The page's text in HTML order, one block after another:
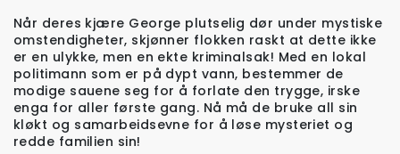
Når deres kjære George plutselig dør under mystiske
omstendigheter, skjønner flokken raskt at dette ikke
er en ulykke, men en ekte kriminalsak! Med en lokal
politimann som er på dypt vann, bestemmer de
modige sauene seg for å forlate den trygge, irske
enga for aller første gang. Nå må de bruke all sin
kløkt og samarbeidsevne for å løse mysteriet og
redde familien sin!